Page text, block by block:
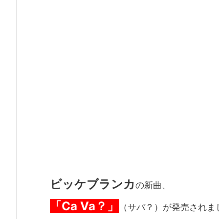
ビッケブランカの新曲、
「Ca Va？」 （サバ？）が発売されま